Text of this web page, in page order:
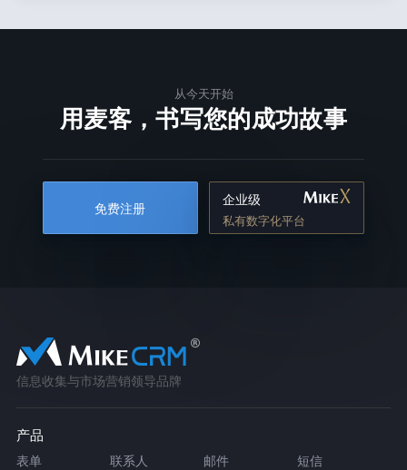
从今天开始
用麦客，书写您的成功故事
免费注册
企业级
私有数字化平台
信息收集与市场营销领导品牌
产品
表单 联系人 邮件
短信